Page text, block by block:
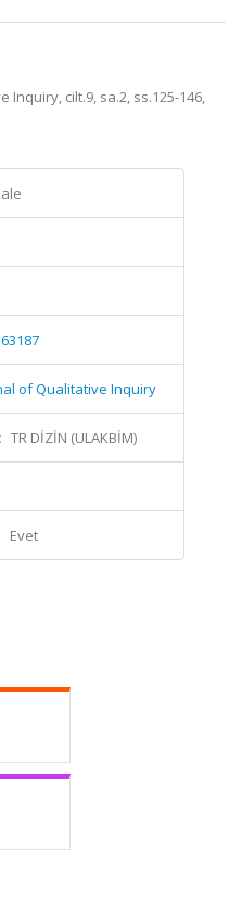
cilt.9, sa.2, ss.125-146,
of Qualitative Inquiry
TR DİZİN (ULAKBİM)
Evet